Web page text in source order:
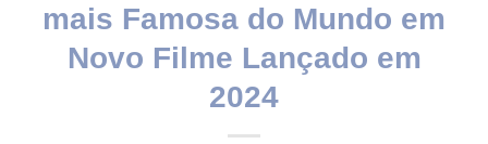
mais Famosa do Mundo em
Novo Filme Lançado em
2024